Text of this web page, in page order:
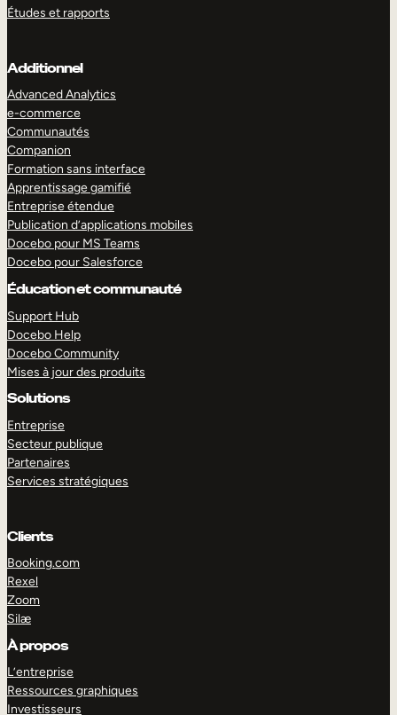
Études et rapports
Additionnel
Advanced Analytics
e-commerce
Communautés
Companion
Formation sans interface
Apprentissage gamifié
Entreprise étendue
Publication d’applications mobiles
Docebo pour MS Teams
Docebo pour Salesforce
Éducation et communauté
Support Hub
Docebo Help
Docebo Community
Mises à jour des produits
Solutions
Entreprise
Secteur publique
Partenaires
Services stratégiques
Clients
Booking.com
Rexel
Zoom
Silæ
À propos
L’entreprise
Ressources graphiques
Investisseurs